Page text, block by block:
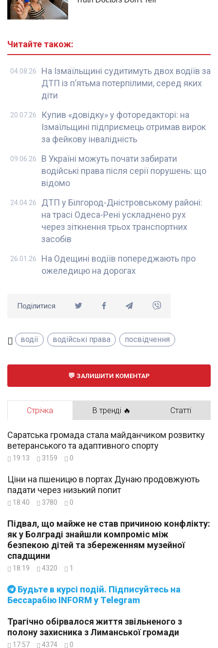
Читайте також:
На Ізмаїльщині судитимуть двох водіїв за
ДТП із п’ятьма потерпілими, серед яких
діти
04.08.26
Купив «довідку» у фоторедакторі: на
Ізмаїльщині підприємець отримав вирок
за фейкову інвалідність
20.07.26
В Україні можуть почати забирати
водійські права після серії порушень: що
відомо
09.06.26
ДТП у Білгород-Дністровському районі:
на трасі Одеса-Рені ускладнено рух
через зіткнення трьох транспортних
засобів
24.04.26
На Одещині водіїв попереджають про
ожеледицю на дорогах
26.01.26
Поділитися
водії водійські права посвідчення
ЗАЛИШИТИ КОМЕНТАР
Стрічка В тренді 🔥 Статті
Будьте в курсі подій. Підписуйтесь на
Бессарабію INFORM у Telegram
Саратська громада стала майданчиком розвитку
ветеранського та адаптивного спорту
19:13 3159 0
Ціни на пшеницю в портах Дунаю продовжують
падати через низький попит
18:40 3780 0
Підвал, що майже не став причиною конфлікту:
як у Болграді знайшли компроміс між
безпекою дітей та збереженням музейної
спадщини
18:19 4320 1
Трагічно обірвалося життя звільненого з
полону захисника з Лиманської громади
17:57 4374 0